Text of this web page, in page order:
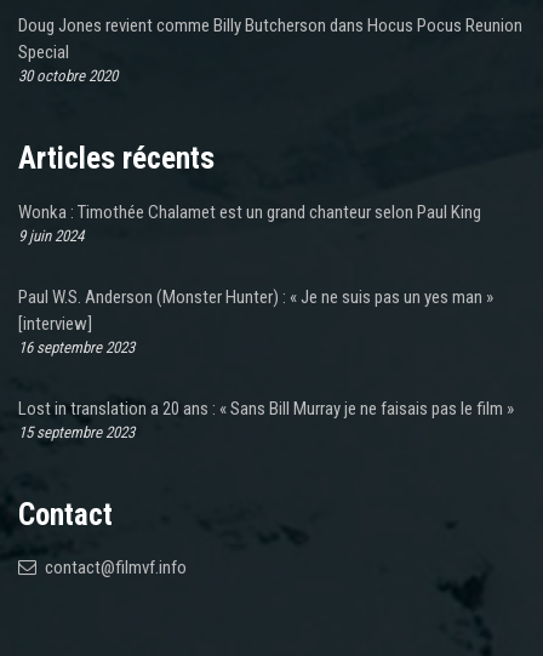
Doug Jones revient comme Billy Butcherson dans Hocus Pocus Reunion
Special
30 octobre 2020
Articles récents
Wonka : Timothée Chalamet est un grand chanteur selon Paul King
9 juin 2024
Paul W.S. Anderson (Monster Hunter) : « Je ne suis pas un yes man »
[interview]
16 septembre 2023
Lost in translation a 20 ans : « Sans Bill Murray je ne faisais pas le film »
15 septembre 2023
Contact
contact@filmvf.info